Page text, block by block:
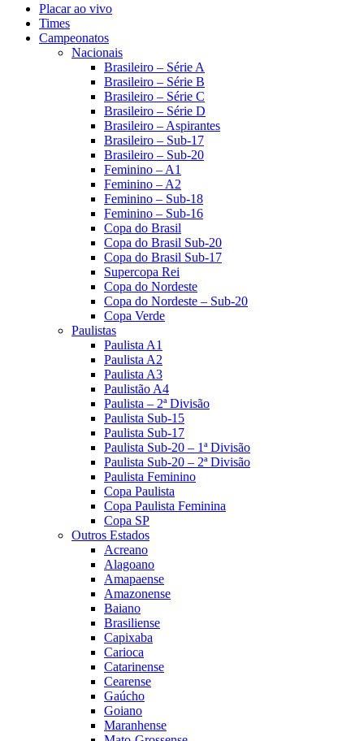
Placar ao vivo
Times
Campeonatos
Nacionais
Brasileiro – Série A
Brasileiro – Série B
Brasileiro – Série C
Brasileiro – Série D
Brasileiro – Aspirantes
Brasileiro – Sub-17
Brasileiro – Sub-20
Feminino – A1
Feminino – A2
Feminino – Sub-18
Feminino – Sub-16
Copa do Brasil
Copa do Brasil Sub-20
Copa do Brasil Sub-17
Supercopa Rei
Copa do Nordeste
Copa do Nordeste – Sub-20
Copa Verde
Paulistas
Paulista A1
Paulista A2
Paulista A3
Paulistão A4
Paulista – 2ª Divisão
Paulista Sub-15
Paulista Sub-17
Paulista Sub-20 – 1ª Divisão
Paulista Sub-20 – 2ª Divisão
Paulista Feminino
Copa Paulista
Copa Paulista Feminina
Copa SP
Outros Estados
Acreano
Alagoano
Amapaense
Amazonense
Baiano
Brasiliense
Capixaba
Carioca
Catarinense
Cearense
Gaúcho
Goiano
Maranhense